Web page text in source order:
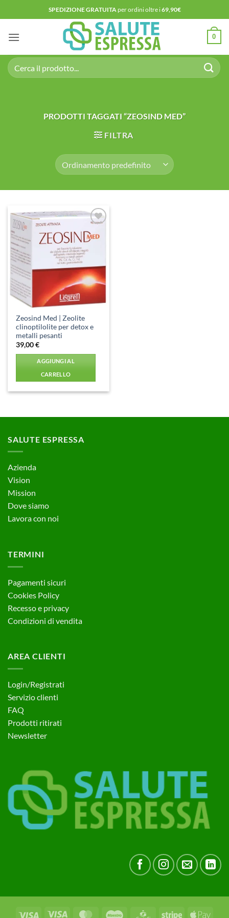
ai
contenuti
SPEDIZIONE GRATUITAper ordini oltre i69,90€
0
Cerca:
PRODOTTI TAGGATI “ZEOSIND MED”
FILTRA
Aggiungi
alla lista
desideri
Zeosind Med | Zeolite
clinoptilolite per detox e
metalli pesanti
39,00€
AGGIUNGI AL
CARRELLO
SALUTE ESPRESSA
Azienda
Vision
Mission
Dove siamo
Lavora con noi
TERMINI
Pagamenti sicuri
Cookies Policy
Recesso e privacy
Condizioni di vendita
AREA CLIENTI
Login/Registrati
Servizio clienti
FAQ
Prodotti ritirati
Newsletter
Visa Visa MasterCardMaestro CartaSi Stripe Apple